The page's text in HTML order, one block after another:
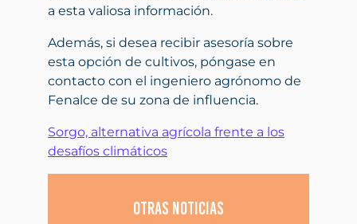
a esta valiosa información.
Además, si desea recibir asesoría sobre
esta opción de cultivos, póngase en
contacto con el ingeniero agrónomo de
Fenalce de su zona de influencia.
Sorgo, alternativa agrícola frente a los
desafíos climáticos
Otras noticias